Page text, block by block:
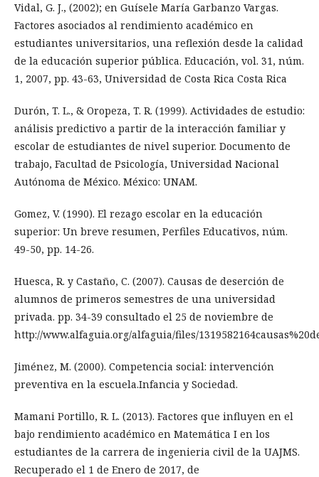
Vidal, G. J., (2002); en Guísele María Garbanzo Vargas.
Factores asociados al rendimiento académico en
estudiantes universitarios, una reflexión desde la calidad
de la educación superior pública. Educación, vol. 31, núm.
1, 2007, pp. 43-63, Universidad de Costa Rica Costa Rica
Durón, T. L., & Oropeza, T. R. (1999). Actividades de estudio:
análisis predictivo a partir de la interacción familiar y
escolar de estudiantes de nivel superior. Documento de
trabajo, Facultad de Psicología, Universidad Nacional
Autónoma de México. México: UNAM.
Gomez, V. (1990). El rezago escolar en la educación
superior: Un breve resumen, Perfiles Educativos, núm.
49-50, pp. 14-26.
Huesca, R. y Castaño, C. (2007). Causas de deserción de
alumnos de primeros semestres de una universidad
privada. pp. 34-39 consultado el 25 de noviembre de
http://www.alfaguia.org/alfaguia/files/
Jiménez, M. (2000). Competencia social: intervención
preventiva en la escuela.Infancia y Sociedad.
Mamani Portillo, R. L. (2013). Factores que influyen en el
bajo rendimiento académico en Matemática I en los
estudiantes de la carrera de ingenieria civil de la UAJMS.
Recuperado el 1 de Enero de 2017, de